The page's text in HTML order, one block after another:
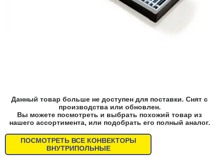
Данный товар больше не доступен для поставки. Снят с
производства или обновлен.
Вы можете посмотреть и выбрать похожий товар из
нашего ассортимента, или подобрать его полный аналог.
ПОСМОТРЕТЬ ВСЕ КОНВЕКТОРЫ
ВНУТРИПОЛЬНЫЕ